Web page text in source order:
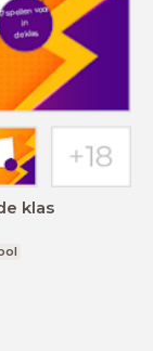
klas